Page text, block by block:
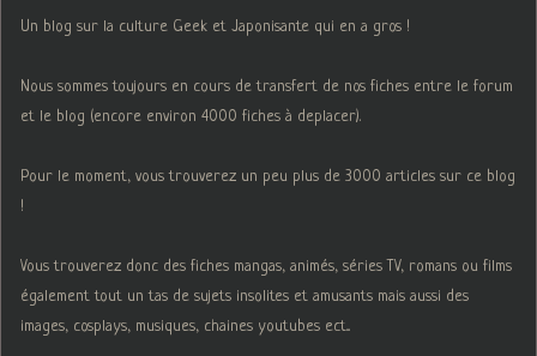
Un blog sur la culture Geek et Japonisante qui en a gros !
Nous sommes toujours en cours de transfert de nos fiches entre le forum
et le blog (encore environ 4000 fiches à deplacer).
Pour le moment, vous trouverez un peu plus de 3000 articles sur ce blog
!
Vous trouverez donc des fiches mangas, animés, séries TV, romans ou films
également tout un tas de sujets insolites et amusants mais aussi des
images, cosplays, musiques, chaines youtubes ect...